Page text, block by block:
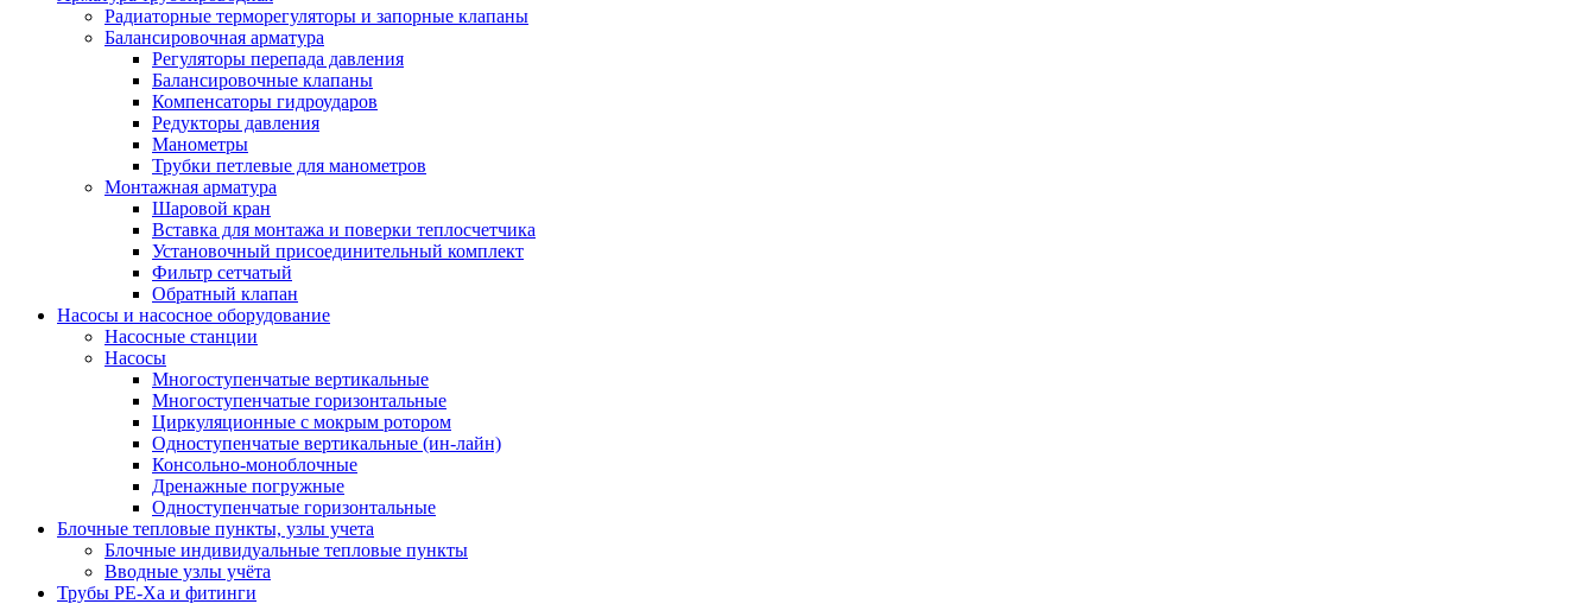
Радиаторные терморегуляторы и запорные клапаны
Балансировочная арматура
Регуляторы перепада давления
Балансировочные клапаны
Компенсаторы гидроударов
Редукторы давления
Манометры
Трубки петлевые для манометров
Монтажная арматура
Шаровой кран
Вставка для монтажа и поверки теплосчетчика
Установочный присоединительный комплект
Фильтр сетчатый
Обратный клапан
Насосы и насосное оборудование
Насосные станции
Насосы
Многоступенчатые вертикальные
Многоступенчатые горизонтальные
Циркуляционные с мокрым ротором
Одноступенчатые вертикальные (ин-лайн)
Консольно-моноблочные
Дренажные погружные
Одноступенчатые горизонтальные
Блочные тепловые пункты, узлы учета
Блочные индивидуальные тепловые пункты
Вводные узлы учёта
Трубы РЕ-Ха и фитинги